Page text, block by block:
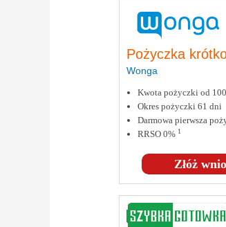
Pożyczka
Wonga
Złóż
Kwota pożyczki od 100
Okres pożyczki 61 dni
Darmowa pierwsza
RRSO 0% 1